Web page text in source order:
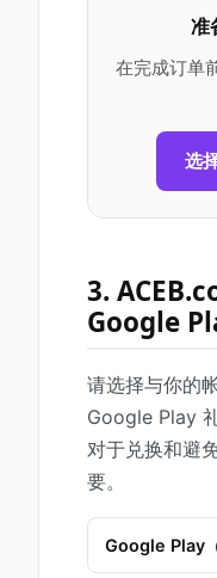
准
在完成订单
选
3.
Google
请选择与你的
Google Play
对于兑换和避
要。
Google Play